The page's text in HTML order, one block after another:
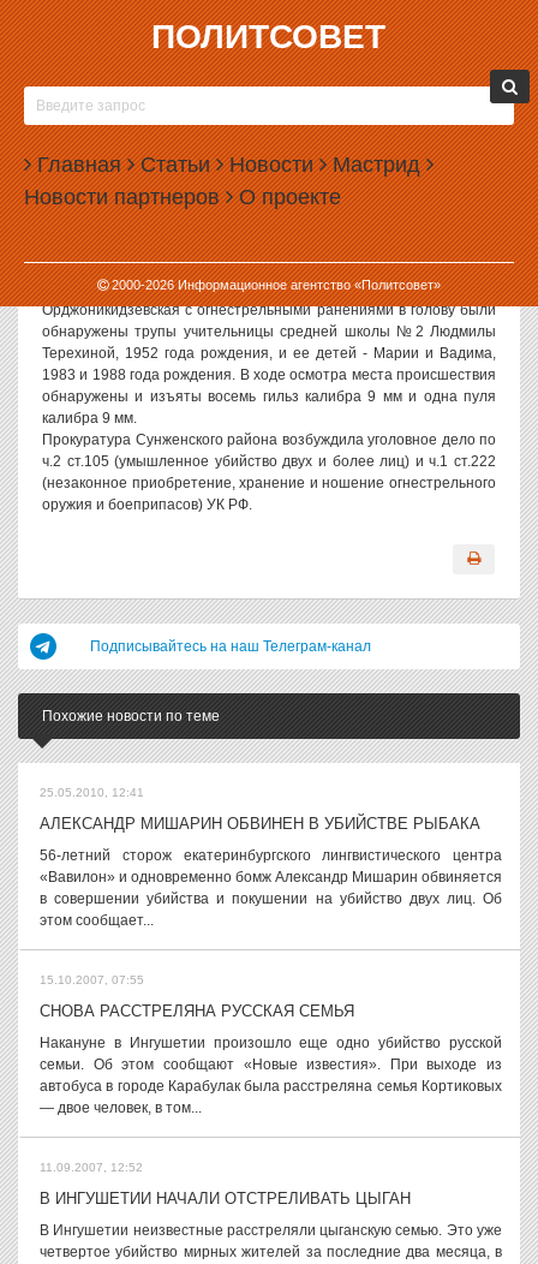
ПОЛИТСОВЕТ
Главная Статьи Новости Мастрид
Новости партнеров О проекте
2000-2026Информационное агентство «Политсовет»
18.07.2007, 16:11
ВО ВРЕМЯ ПОХОРОН УБИТОЙ В ИНГУШЕТИИ
УЧИТЕЛЬНИЦЫ ВЗОРВАЛИ БОМБУ
Еще один взрыв произошел сегодня в России — в станице
Орджоникидзевская Сунженского района Ингушской Республики.
Адская машина сработала на кладбище во время похорон семьи
русской учительницы, которую убили два дня назад, сообщает
РБК. По уточненным данным, пострадали семь человек.
Отметим, в ночь на 16 июля этого года в станице
Орджоникидзевская с огнестрельными ранениями в голову были
обнаружены трупы учительницы средней школы №2 Людмилы
Терехиной, 1952 года рождения, и ее детей - Марии и Вадима,
1983 и 1988 года рождения. В ходе осмотра места происшествия
обнаружены и изъяты восемь гильз калибра 9 мм и одна пуля
калибра 9 мм.
Прокуратура Сунженского района возбуждила уголовное дело по
ч.2 ст.105 (умышленное убийство двух и более лиц) и ч.1 ст.222
(незаконное приобретение, хранение и ношение огнестрельного
оружия и боеприпасов) УК РФ.
Подписывайтесь на наш Телеграм-канал
Похожие новости по теме
25.05.2010, 12:41
АЛЕКСАНДР МИШАРИН ОБВИНЕН В УБИЙСТВЕ РЫБАКА
56-летний сторож екатеринбургского лингвистического центра
«Вавилон» и одновременно бомж Александр Мишарин обвиняется
в совершении убийства и покушении на убийство двух лиц. Об
этом сообщает...
15.10.2007, 07:55
СНОВА РАССТРЕЛЯНА РУССКАЯ СЕМЬЯ
Накануне в Ингушетии произошло еще одно убийство русской
семьи. Об этом сообщают «Новые известия». При выходе из
автобуса в городе Карабулак была расстреляна семья Кортиковых
— двое человек, в том...
11.09.2007, 12:52
В ИНГУШЕТИИ НАЧАЛИ ОТСТРЕЛИВАТЬ ЦЫГАН
В Ингушетии неизвестные расстреляли цыганскую семью. Это уже
четвертое убийство мирных жителей за последние два месяца, в